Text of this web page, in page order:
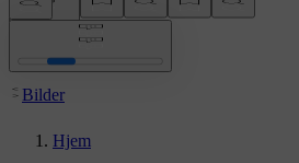
location:
Bilder
Hjem